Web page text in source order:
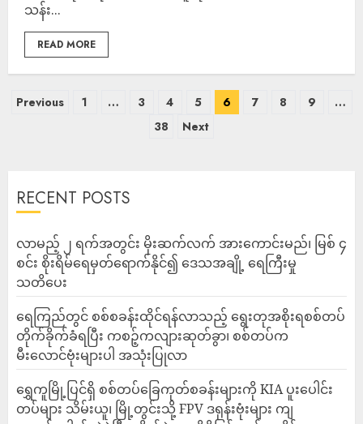
သန်း...
READ MORE
Previous 1 … 3 4 5 6 7 8 9
…
38
Next
RECENT POSTS
လာမည့် ၂ ရက်အတွင်း မိုးဆက်လက် အားကောင်းမည်၊ မြစ် ၄
စင်း စိုးရိမ်ရေမှတ်ရောက်နိုင်၍ ဒေသအချို့ ရေကြီးမှု
သတိပေး
ရေကြည်တွင် စစ်စခန်းထိုင်ရန်လာသည့် ရွေးတုအစိုးရစစ်တပ်
တိုက်ခိုက်ခံရပြီး ကစဉ့်ကလျားဆုတ်ခွာ၊ စစ်တပ်က
မီးလောင်ဗုံးများပါ အသုံးပြုလာ
‎ရွှေကူမြို့ပြင်ရှိ စစ်တပ်ခြေကုတ်စခန်းများကို KIA ပူးပေါင်း
တပ်များ သိမ်းယူ၊ မြို့တွင်းသို့ FPV ဒရုန်းဗုံးများ ကျ